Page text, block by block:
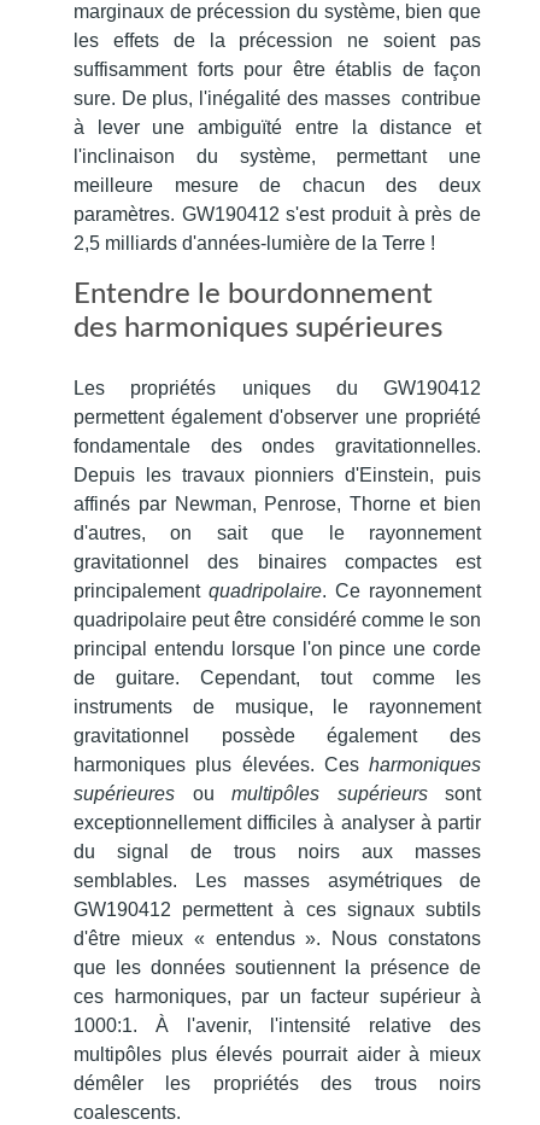
marginaux de précession du système, bien que
les effets de la précession ne soient pas
suffisamment forts pour être établis de façon
sure. De plus, l'inégalité des masses contribue
à lever une ambiguïté entre la distance et
l'inclinaison du système, permettant une
meilleure mesure de chacun des deux
paramètres. GW190412 s'est produit à près de
2,5 milliards d'années-lumière de la Terre !
Entendre le bourdonnement
des harmoniques supérieures
Les propriétés uniques du GW190412
permettent également d'observer une propriété
fondamentale des ondes gravitationnelles.
Depuis l es travaux pionniers d'Einstein, puis
affinés par Newman, Penrose, Thorne et bien
d'autres, on sait que le rayonnement
gravitationnel des binaires compactes est
principalement quadripolaire. Ce rayonnement
quadripolaire peut être considéré comme le son
principal entendu lorsque l'on pince une corde
de guitare. Cependant, tout comme les
instruments de musique, le rayonnement
gravitationnel possède également des
harmoniques plus élevées. Ces harmoniques
supérieures ou multipôles supérieurs sont
exceptionnellement difficiles à analyser à partir
du signal de trous noirs aux masses
semblables.
Les masses asymétriques de
GW190412 permettent à ces signaux subtils
d'être mieux « entendus ».
Nous constatons
que les données soutiennent la présence de
ces harmoniques, par un facteur supérieur à
1000:1. À l'avenir, l'intensité relative des
multipôles plus élevés pourrait aider à mieux
démêler les propriétés des trous noirs
coalescents.